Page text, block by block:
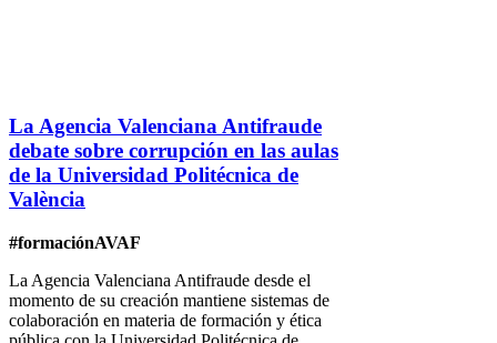
La Agencia Valenciana Antifraude
debate sobre corrupción en las aulas
de la Universidad Politécnica de
València
#formaciónAVAF
La Agencia Valenciana Antifraude desde el
momento de su creación mantiene sistemas de
colaboración en materia de formación y ética